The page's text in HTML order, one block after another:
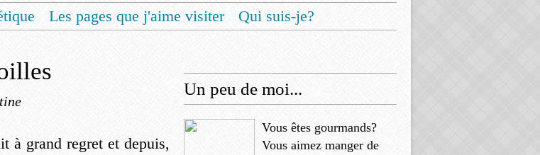
Les pages que j'aime visiter
Qui suis-je?
à grand regret et depuis,
Un peu de moi...
Vous êtes gourmands?
Vous aimez manger de